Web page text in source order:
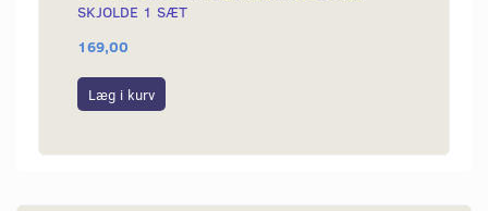
SKJOLDE 1 SÆT
169,00
Læg i kurv